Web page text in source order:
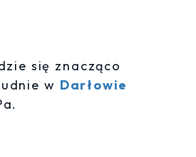
się znacząco
w Darłowie